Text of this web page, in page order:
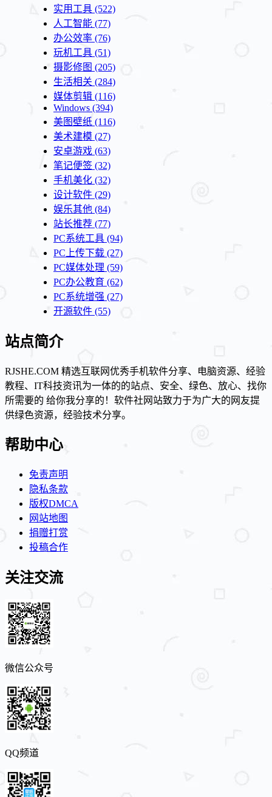
实用工具 (522)
人工智能 (77)
办公效率 (76)
玩机工具 (51)
摄影修图 (205)
生活相关 (284)
媒体剪辑 (116)
Windows (394)
美图壁纸 (116)
美术建模 (27)
安卓游戏 (63)
笔记便签 (32)
手机美化 (32)
设计软件 (29)
娱乐其他 (84)
站长推荐 (77)
PC系统工具 (94)
PC上传下载 (27)
PC媒体处理 (59)
PC办公教育 (62)
PC系统增强 (27)
开源软件 (55)
站点简介
RJSHE.COM 精选互联网优秀手机软件分享、电脑资源、经验
教程、IT科技资讯为一体的的站点、安全、绿色、放心、找你
所需要的 给你我分享的！软件社网站致力于为广大的网友提
供绿色资源，经验技术分享。
帮助中心
免责声明
隐私条款
版权DMCA
网站地图
捐赠打赏
投稿合作
关注交流
微信公众号
QQ频道